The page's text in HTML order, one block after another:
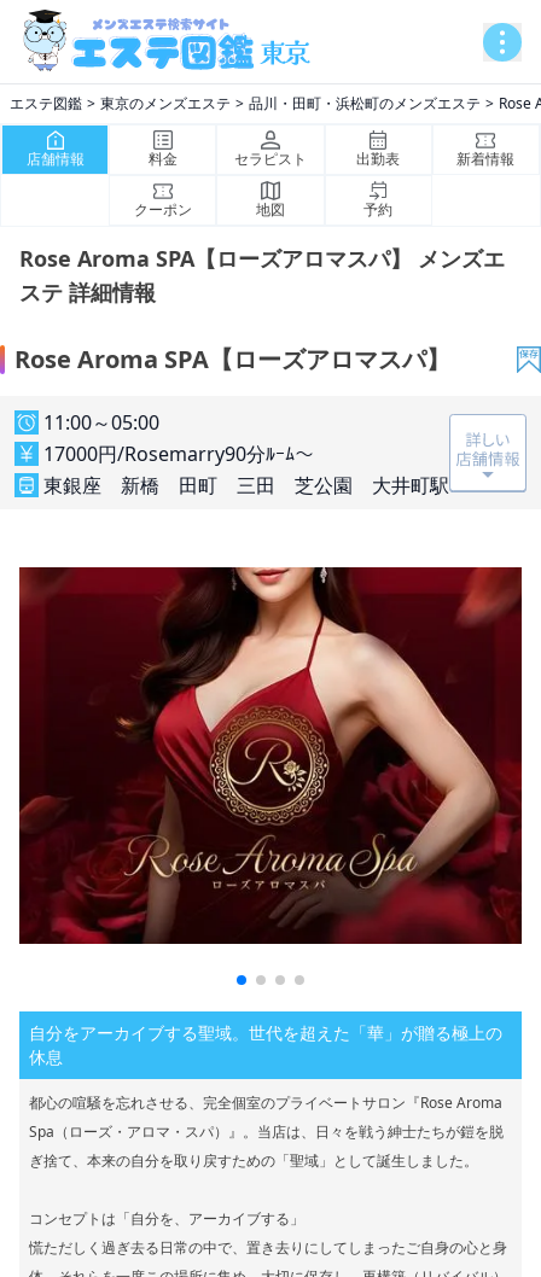
エステ図鑑 東京のメンズエステ 品川・田町・浜松町のメンズエステ Rose
店舗情報 料金 セラピスト 出勤表 新着情報
クーポン 地図 予約
Rose Aroma SPA【ローズアロマスパ】 メンズエ
ステ 詳細情報
Rose Aroma SPA【ローズアロマスパ】
11:00～05:00
17000円/Rosemarry90分ﾙｰﾑ～
東銀座 新橋 田町 三田 芝公園 大井町駅
自分をアーカイブする聖域。世代を超えた「華」が贈る極上の
休息
都心の喧騒を忘れさせる、完全個室のプライベートサロン『Rose Aroma
Spa（ローズ・アロマ・スパ）』。当店は、日々を戦う紳士たちが鎧を脱
ぎ捨て、本来の自分を取り戻すための「聖域」として誕生しました。
コンセプトは「自分を、アーカイブする」
慌ただしく過ぎ去る日常の中で、置き去りにしてしまったご自身の心と身